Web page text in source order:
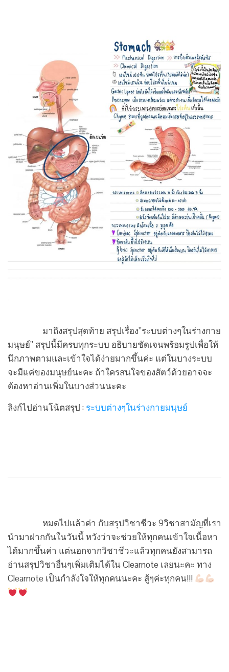
มาถึงสรุปสุดท้าย สรุปเรื่อง”ระบบต่างๆในร่างกาย
มนุษย์” สรุปนี้มีครบทุกระบบ อธิบายชัดเจนพร้อมรูปเพื่อให้
นึกภาพตามและเข้าใจได้ง่ายมากขึ้นค่ะ แต่ในบางระบบ
จะมีแค่ของมนุษย์นะคะ ถ้าใครสนใจของสัตว์ด้วยอาจจะ
ต้องหาอ่านเพิ่มในบางส่วนนะคะ
ลิงก์ไปอ่านโน้ตสรุป : ระบบต่างๆในร่างกายมนุษย์
หมดไปแล้วค่า กับสรุปวิชาชีวะ 9วิชาสามัญที่เรา
นำมาฝากกันในวันนี้ หวังว่าจะช่วยให้ทุกคนเข้าใจเนื้อหา
ได้มากขึ้นค่า แต่นอกจากวิชาชีวะแล้วทุกคนยังสามารถ
อ่านสรุปวิชาอื่นๆเพิ่มเติมได้ใน Clearnote เลยนะคะ ทาง
Clearnote เป็นกำลังใจให้ทุกคนนะคะ สู้ๆค่ะทุกคน!!!